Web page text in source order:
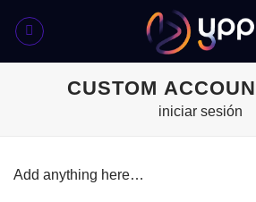
CUSTOM
iniciar sesión
Add anything here…